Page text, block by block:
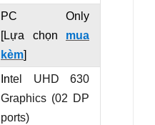
PC Only
[Lựa chọn mua
kèm]
Intel UHD 630
Graphics (02 DP
ports)